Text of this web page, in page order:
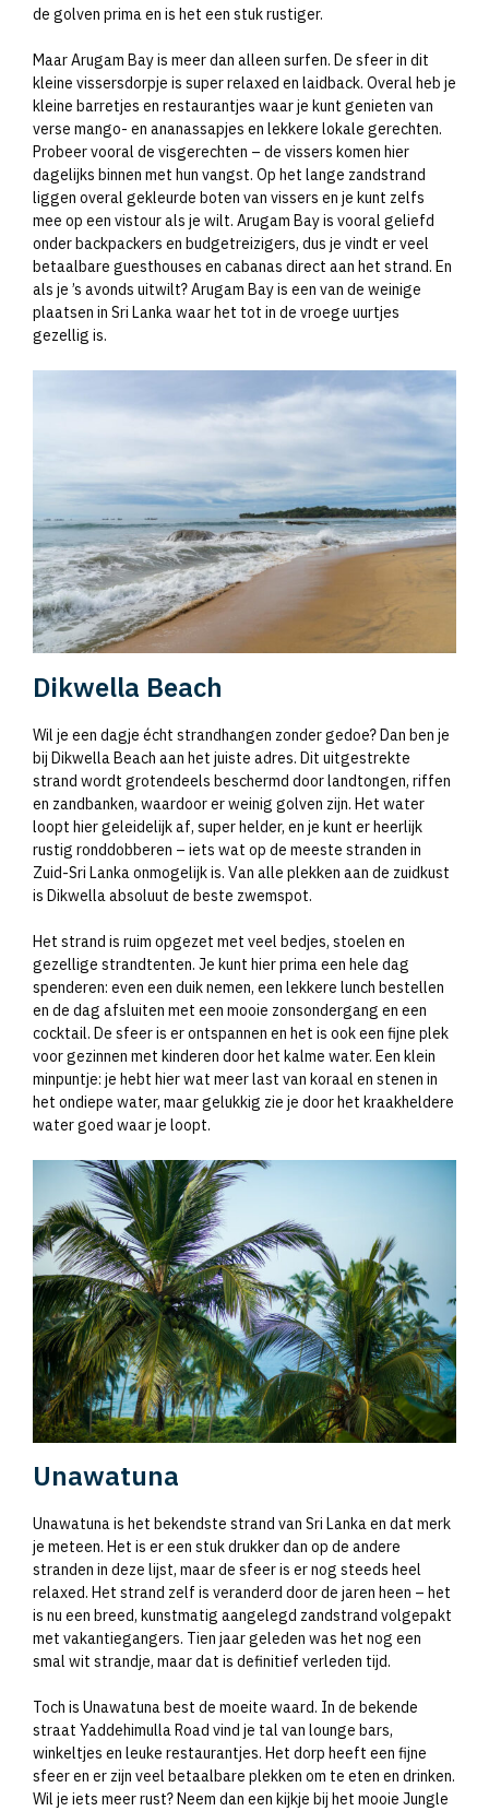
de golven prima en is het een stuk rustiger.
Maar Arugam Bay is meer dan alleen surfen. De sfeer in dit
kleine vissersdorpje is super relaxed en laidback. Overal heb je
kleine barretjes en restaurantjes waar je kunt genieten van
verse mango- en ananassapjes en lekkere lokale gerechten.
Probeer vooral de visgerechten – de vissers komen hier
dagelijks binnen met hun vangst. Op het lange zandstrand
liggen overal gekleurde boten van vissers en je kunt zelfs
mee op een vistour als je wilt. Arugam Bay is vooral geliefd
onder backpackers en budgetreizigers, dus je vindt er veel
betaalbare guesthouses en cabanas direct aan het strand. En
als je ’s avonds uitwilt? Arugam Bay is een van de weinige
plaatsen in Sri Lanka waar het tot in de vroege uurtjes
gezellig is.
Dikwella Beach
Wil je een dagje écht strandhangen zonder gedoe? Dan ben je
bij Dikwella Beach aan het juiste adres. Dit uitgestrekte
strand wordt grotendeels beschermd door landtongen, riffen
en zandbanken, waardoor er weinig golven zijn. Het water
loopt hier geleidelijk af, super helder, en je kunt er heerlijk
rustig ronddobberen – iets wat op de meeste stranden in
Zuid-Sri Lanka onmogelijk is. Van alle plekken aan de zuidkust
is Dikwella absoluut de beste zwemspot.
Het strand is ruim opgezet met veel bedjes, stoelen en
gezellige strandtenten. Je kunt hier prima een hele dag
spenderen: even een duik nemen, een lekkere lunch bestellen
en de dag afsluiten met een mooie zonsondergang en een
cocktail. De sfeer is er ontspannen en het is ook een fijne plek
voor gezinnen met kinderen door het kalme water. Een klein
minpuntje: je hebt hier wat meer last van koraal en stenen in
het ondiepe water, maar gelukkig zie je door het kraakheldere
water goed waar je loopt.
Unawatuna
Unawatuna is het bekendste strand van Sri Lanka en dat merk
je meteen. Het is er een stuk drukker dan op de andere
stranden in deze lijst, maar de sfeer is er nog steeds heel
relaxed. Het strand zelf is veranderd door de jaren heen – het
is nu een breed, kunstmatig aangelegd zandstrand volgepakt
met vakantiegangers. Tien jaar geleden was het nog een
smal wit strandje, maar dat is definitief verleden tijd.
Toch is Unawatuna best de moeite waard. In de bekende
straat Yaddehimulla Road vind je tal van lounge bars,
winkeltjes en leuke restaurantjes. Het dorp heeft een fijne
sfeer en er zijn veel betaalbare plekken om te eten en drinken.
Wil je iets meer rust? Neem dan een kijkje bij het mooie Jungle